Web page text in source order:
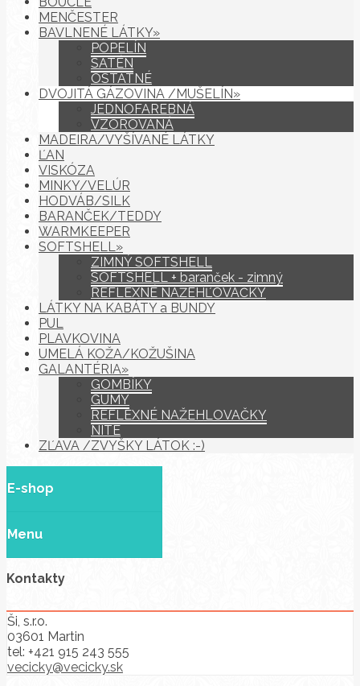
MENČESTER
BAVLNENÉ LÁTKY»
POPELÍN
SATÉN
OSTATNÉ
DVOJITÁ GÁZOVINA /MUŠELÍN»
JEDNOFAREBNÁ
VZOROVANÁ
MADEIRA/VYŠÍVANÉ LÁTKY
ĽAN
VISKÓZA
MINKY/VELÚR
HODVÁB/SILK
BARANČEK/TEDDY
WARMKEEPER
SOFTSHELL»
ZIMNÝ SOFTSHELL
SOFTSHELL + baranček - zimný
REFLEXNÉ NAŽEHĽOVAČKY
LÁTKY NA KABÁTY a BUNDY
PUL
PLAVKOVINA
UMELÁ KOŽA/KOŽUŠINA
GALANTÉRIA»
GOMBÍKY
GUMY
REFLEXNÉ NAŽEHLOVAČKY
NITE
ZĽAVA /ZVYŠKY LÁTOK :-)
E-shop
Menu
Kontakty
Ši, s.r.o.
03601 Martin
tel: +421 915 243 555
vecicky@vecicky.sk